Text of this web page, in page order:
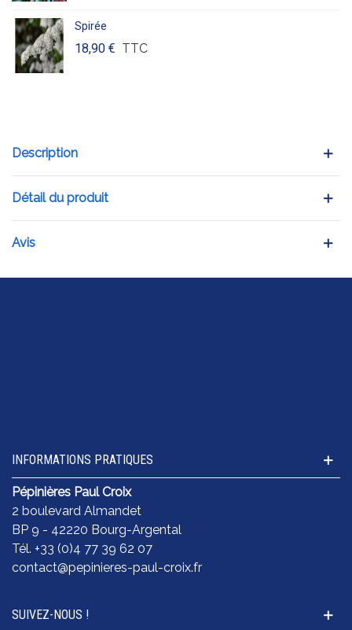
Spirée
18,90 € TTC
Description
Détail du produit
Avis
INFORMATIONS PRATIQUES
Pépinières Paul Croix
2 boulevard Almandet
BP 9 - 42220 Bourg-Argental
Tél. +33 (0)4 77 39 62 07
contact@pepinieres-paul-croix.fr
SUIVEZ-NOUS !